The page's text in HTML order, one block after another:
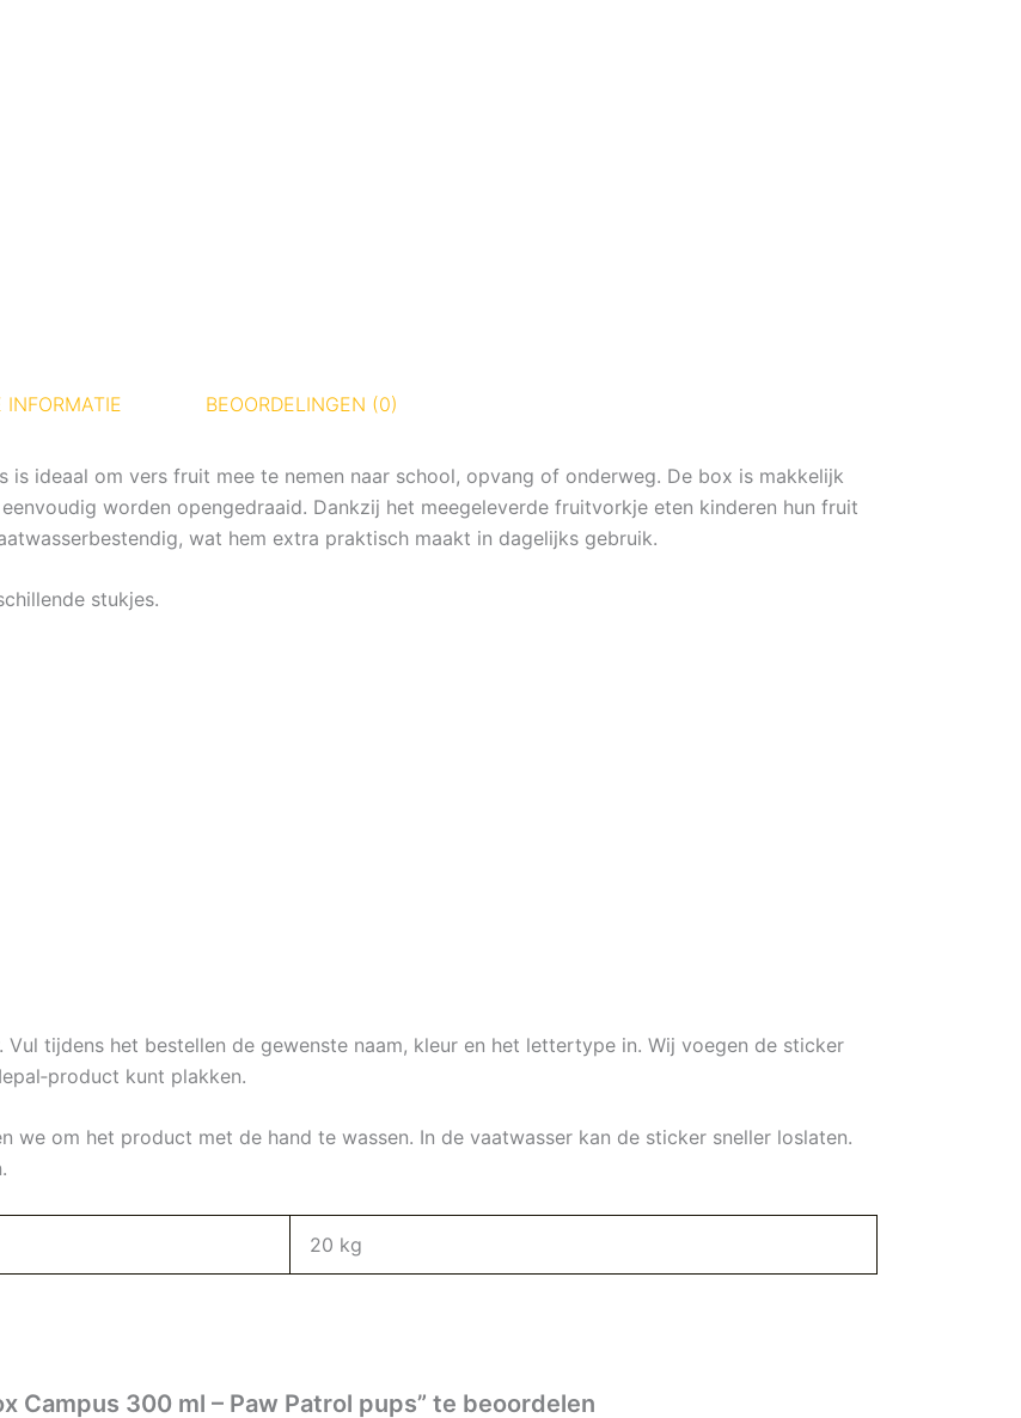
BEOORDELINGEN (0)
is ideaal om vers fruit mee te nemen naar school, opvang of onderweg. De box is makkelijk
worden opengedraaid. Dankzij het meegeleverde fruitvorkje eten kinderen hun fruit
wat hem extra praktisch maakt in dagelijks gebruik.
stukjes.
tijdens het bestellen de gewenste naam, kleur en het lettertype in. Wij voegen de sticker
kunt plakken.
we om het product met de hand te wassen. In de vaatwasser kan de sticker sneller loslaten.
20 kg
Campus 300 ml – Paw Patrol pups” te beoordelen